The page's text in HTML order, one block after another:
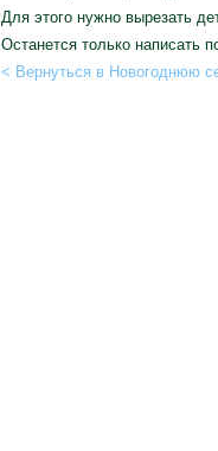
Для этого нужно вырезать
Останется только написать
< Вернуться в Новогоднюю